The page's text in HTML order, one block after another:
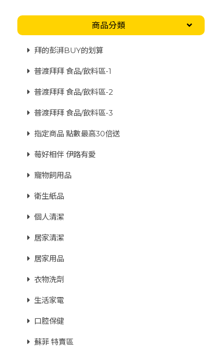
商品分類
拜的彭湃BUY的划算
普渡拜拜 食品/飲料區-1
普渡拜拜 食品/飲料區-2
普渡拜拜 食品/飲料區-3
指定商品 點數最高30倍送
莓好相伴 伊路有愛
寵物飼用品
衛生紙品
個人清潔
居家清潔
居家用品
衣物洗劑
生活家電
口腔保健
蘇菲 特賣區